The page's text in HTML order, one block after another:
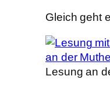
Gleich geht
Lesung an